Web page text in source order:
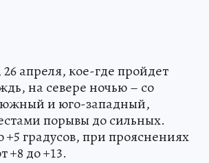
апреля, кое-где пройдет
на севере ночью – со
южный и юго-западный,
порывы до сильных.
+5 градусов, при прояснениях
+8 до +13.